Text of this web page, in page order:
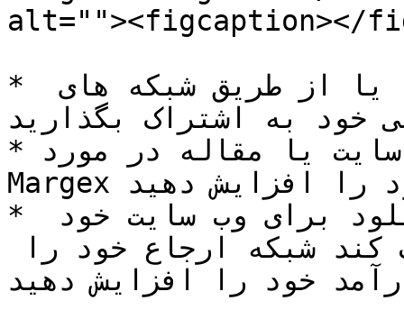
alt=""><figcaption></
* لینک را با دوستان، خانواده یا از طریق شبکه های
خود به اشتراک بگذارید
* با ایجاد یک ویدیو، وب سایت یا مقاله در مورد
Margex مهارت حسابرسی خود را افزایش دهید
* از کیت بازاریابی قابل دانلود برای وب سایت خود
خود را افزایش دهید